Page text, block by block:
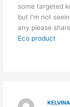
some targeted
but I’m not
any please
Eco product